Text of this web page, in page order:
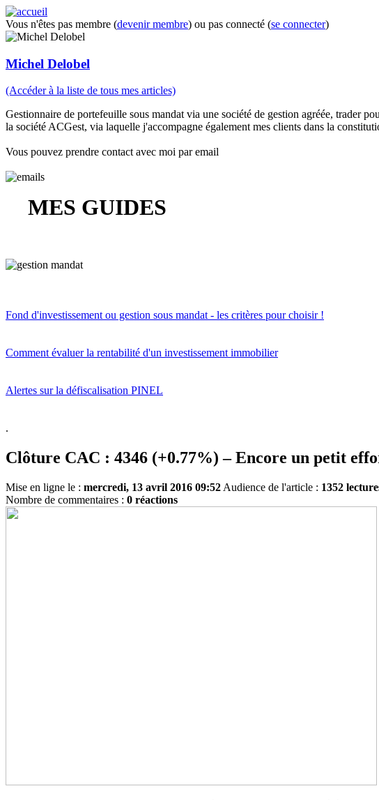
Vous n'êtes pas membre (devenir membre) ou pas connecté (se connecter)
Michel Delobel
(Accéder à la liste de tous mes articles)
Gestionnaire de portefeuille sous mandat via une société de gestion agréée, trader
la société ACGest, via laquelle j'accompagne également mes clients dans la
Vous pouvez prendre contact avec moi par email
MES GUIDES
Fond d'investissement ou gestion sous mandat - les critères pour choisir !
Comment évaluer la rentabilité d'un investissement immobilier
Alertes sur la défiscalisation PINEL
.
Clôture CAC : 4346 (+0.77%) – Encore un petit
Mise en ligne le : mercredi, 13 avril 2016 09:52 Audience de l'article : 1352
Nombre de commentaires : 0 réactions